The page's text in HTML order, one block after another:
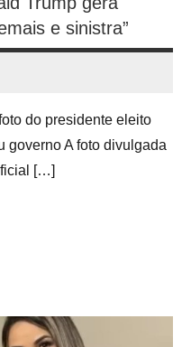
e sinistra”
do presidente eleito
governo A foto divulgada
[…]